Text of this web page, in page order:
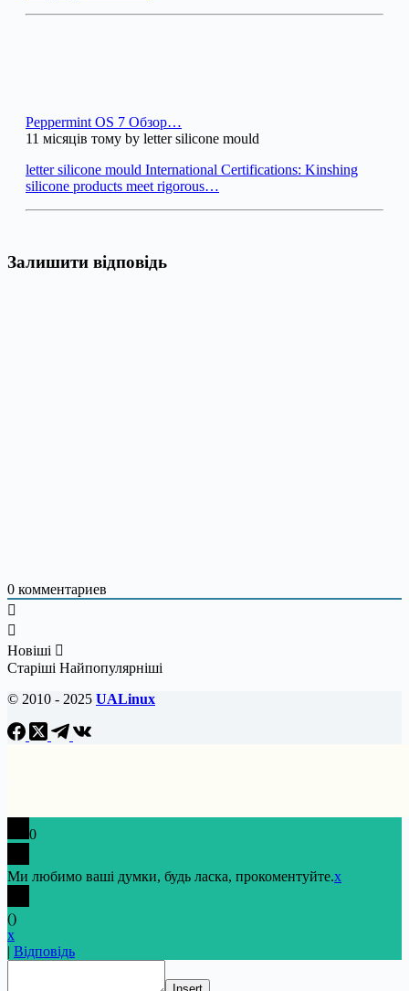
Peppermint OS 7 Обзор…
11 місяців тому by letter silicone mould
letter silicone mould International Certifications: Kinshing
silicone products meet rigorous…
Залишити відповідь
0 комментариев
Новіші
Старіші Найпопулярніші
© 2010 - 2025 UALinux
0
Ми любимо ваші думки, будь ласка, прокоментуйте.x
()
x
| Відповідь